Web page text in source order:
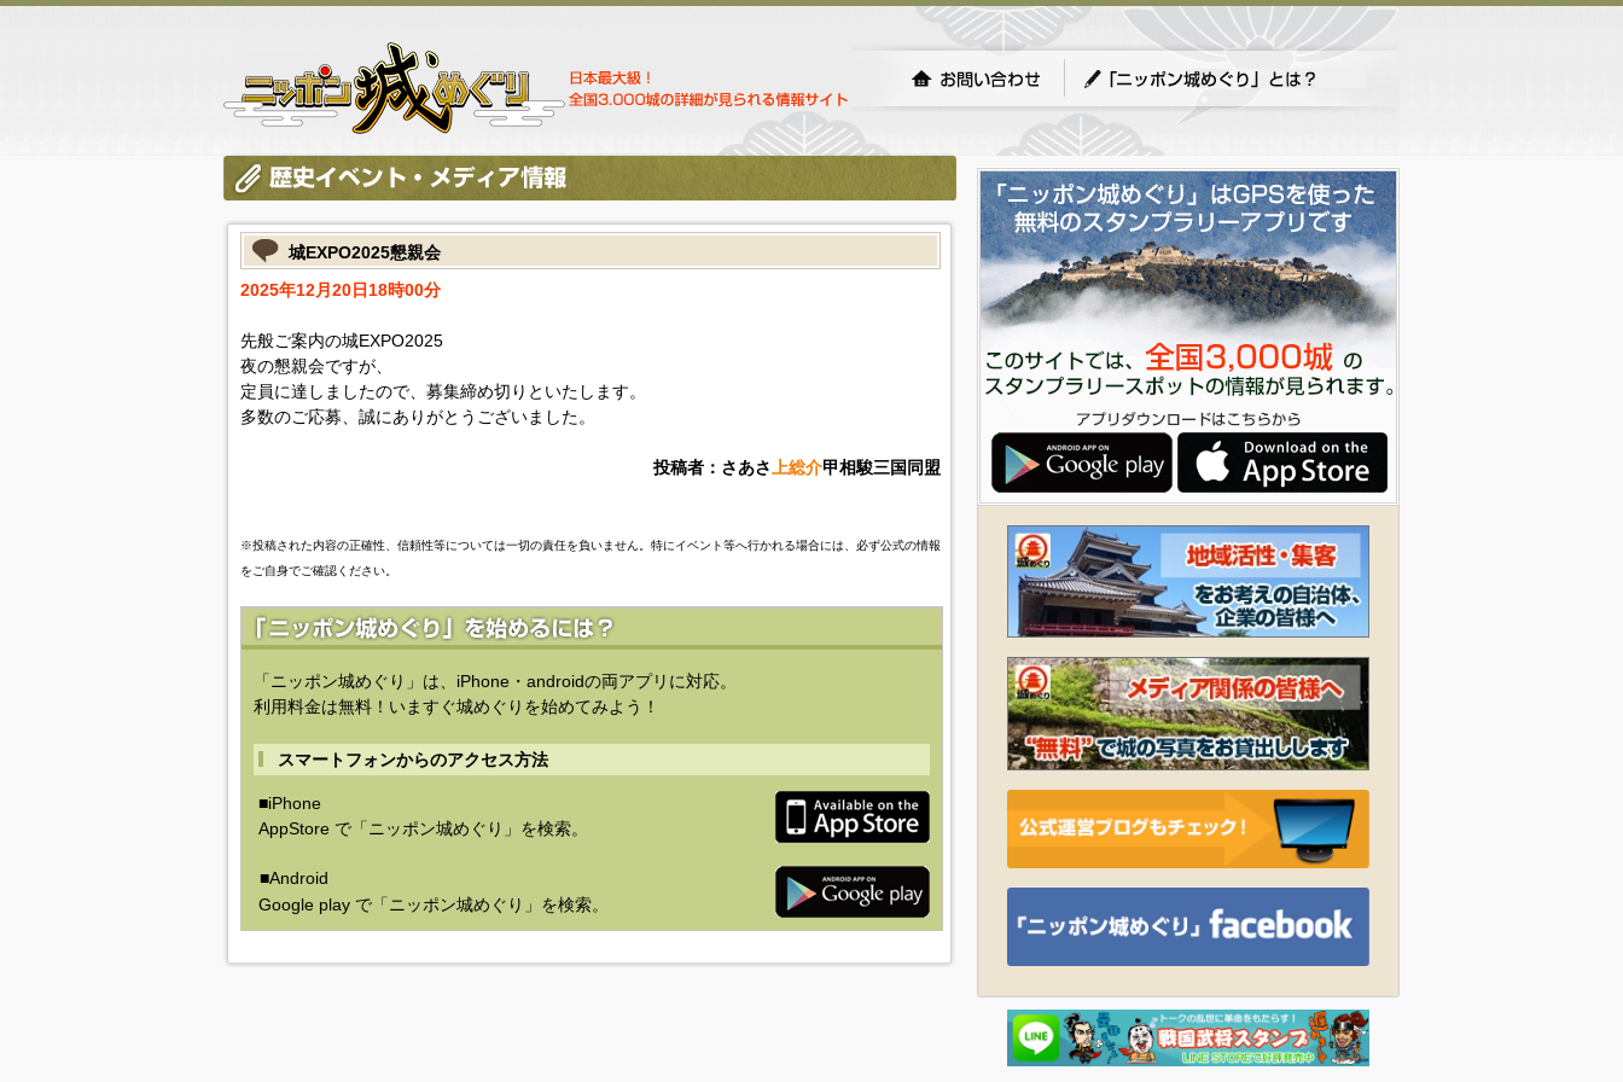
城EXPO2025懇親会
2025年12月20日18時00分
先般ご案内の城EXPO2025
夜の懇親会ですが、
定員に達しましたので、募集締め切りといたします。
多数のご応募、誠にありがとうございました。
投稿者：さあさ 上総介甲相駿三国同盟
※投稿された内容の正確性、信頼性等については一切の責任を負いません。特にイベント等へ行かれる場合には、必ず公式の情報
をご自身でご確認ください。
「ニッポン城めぐり」は、iPhone・androidの両アプリに対応。
利用料金は無料！いますぐ城めぐりを始めてみよう！
スマートフォンからのアクセス方法
■iPhone
AppStore で「ニッポン城めぐり」を検索。
■Android
Google play で「ニッポン城めぐり」を検索。